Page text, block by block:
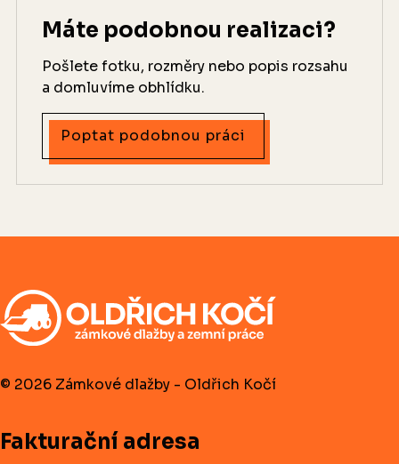
Máte podobnou realizaci?
Pošlete fotku, rozměry nebo popis rozsahu
a domluvíme obhlídku.
Poptat podobnou práci
© 2026 Zámkové dlažby - Oldřich Kočí
Fakturační adresa